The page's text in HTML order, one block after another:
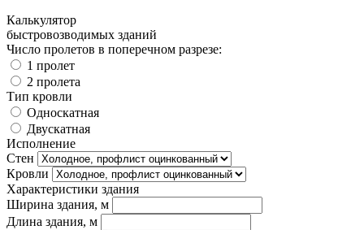
Калькулятор
быстровозводимых зданий
Число пролетов в поперечном разрезе:
1 пролет
2 пролета
Тип кровли
Односкатная
Двускатная
Исполнение
Стен
Кровли
Характеристики здания
Ширина здания, м
Длина здания, м